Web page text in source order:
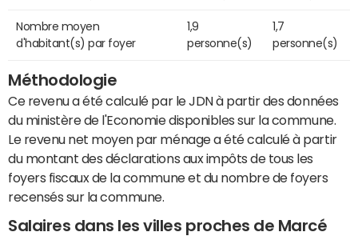
Nombre moyen
d'habitant(s) par foyer
1,9
personne(s)
1,7
personne(s)
Méthodologie
Ce revenu a été calculé par le JDN à partir des données
du ministère de l'Economie disponibles sur la commune.
Le revenu net moyen par ménage a été calculé à partir
du montant des déclarations aux impôts de tous les
foyers fiscaux de la commune et du nombre de foyers
recensés sur la commune.
Salaires dans les villes proches de Marcé